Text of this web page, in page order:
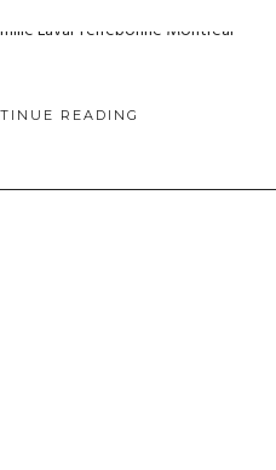
READING